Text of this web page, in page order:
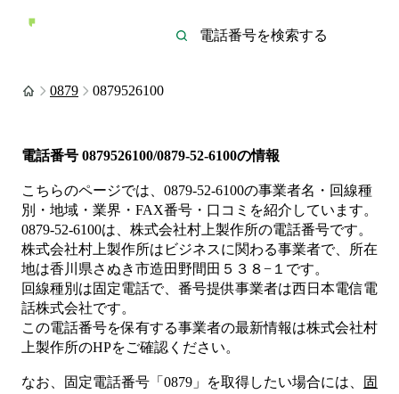
0879 0879526100
電話番号 0879526100/0879-52-6100の情報
こちらのページでは、 0879-52-6100の事業者名・回線種
別・地域・業界・FAX番号・口コミを紹介しています。
0879-52-6100は、 株式会社村上製作所の電話番号です。
株式会社村上製作所は ビジネスに関わる事業者で、所在
地は香川県さぬき市造田野間田５３８−１ です。
回線種別は固定電話で、番号提供事業者は西日本電信電
話株式会社です。
この電話番号を保有する事業者の最新情報は株式会社村
上製作所のHPをご確認ください。
なお、固定電話番号「 0879 」を取得したい場合には、
固